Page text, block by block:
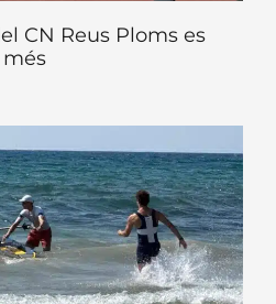
CN Reus Ploms es